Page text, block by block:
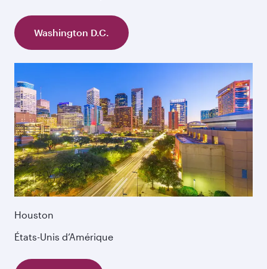
Washington D.C.
Houston
États-Unis d’Amérique